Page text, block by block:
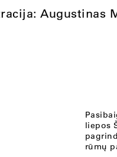
Augustinas
liepos
rūmų